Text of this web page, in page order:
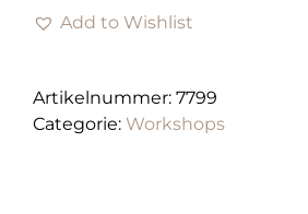
cake
Op
aanvraag
Add to Wishlist
Artikelnummer: 7799
Categorie: Workshops